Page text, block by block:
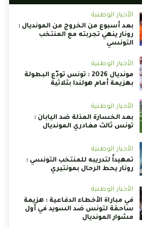
الأخبار الوطنية
بعد أسبوع من الخروج من المونديال :
رونار ينهي تجربته مع المنتخب
التونسي
الأخبار الوطنية
مونديال 2026 : تونس تودّع البطولة
بهزيمة أمام هولندا بثلاثية
الأخبار الوطنية
بعد الخسارة المذلة ضد اليابان :
تونس ثالث مغادري المونديال
الأخبار الوطنية
تمهيداً لتدريبه للمنتخب التونسي :
رونار يحط الرحال بمونتيري
الأخبار الوطنية
في مباراة الأخطاء الدفاعية : هزيمة
ساحقة لتونس ضد السويد في أول
مشوار المونديال